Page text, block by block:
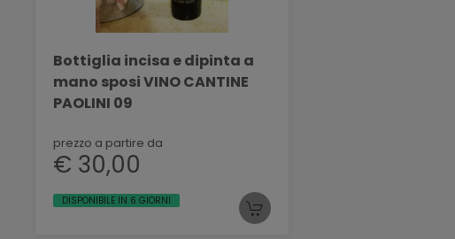
Bottiglia incisa e dipinta a
mano sposi VINO CANTINE
PAOLINI 09
prezzo a partire da
€ 30,00
DISPONIBILE IN 6 GIORNI